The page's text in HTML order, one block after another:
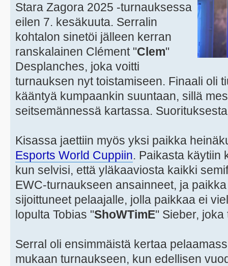
Stara Zagora 2025 -turnauksessa
eilen 7. kesäkuuta. Serralin
kohtalon sinetöi jälleen kerran
ranskalainen Clément "Clem"
Desplanches, joka voitti
turnauksen nyt toistamiseen. Finaali oli
kääntyä kumpaankin suuntaan, sillä
seitsemännessä kartassa.
Kisassa jaettiin myös yksi paikka
Esports World Cuppiin. Paikasta käytiin
kun selvisi, että yläkaaviosta kaikki
EWC-turnaukseen ansainneet, ja
sijoittuneet pelaajalle, jolla paikkaa ei
lopulta Tobias "ShoWTimE" Sieber,
Serral oli ensimmäistä kertaa
mukaan turnaukseen, kun edellisen